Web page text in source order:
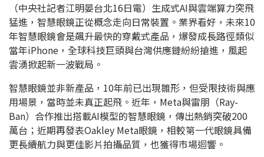
（中央社記者江明晏台北16日電）生成式AI與雲端算力突飛
猛進，智慧眼鏡正從概念走向日常裝置。業界看好，未來10
年智慧眼鏡會是飆升最快的穿戴式產品，爆發成長路徑類似
當年iPhone，全球科技巨頭與台灣供應鏈紛紛搶進，風起
雲湧掀起新一波戰局。
智慧眼鏡並非新產品，10年前已出現雛形，但受限技術與應
用場景，當時並未真正起飛。近年，Meta與雷朋（Ray-
Ban）合作推出搭載AI模型的智慧眼鏡，傳出熱銷突破200
萬台；近期再發表Oakley Meta眼鏡，相較第一代眼鏡具備
更長續航力與更佳影片拍攝品質，也獲得市場迴響。